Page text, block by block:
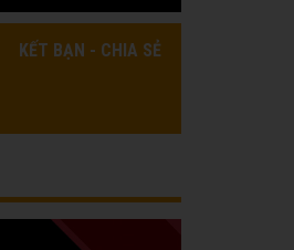
KẾT BẠN - CHIA SẺ